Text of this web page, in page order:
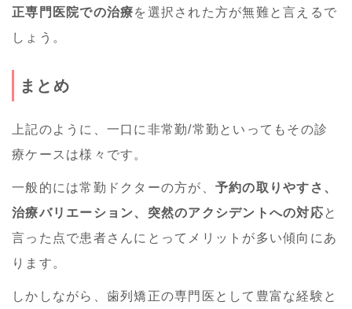
正専門医院での治療を選択された方が無難と言えるで
しょう。
まとめ
上記のように、一口に非常勤/常勤といってもその診
療ケースは様々です。
一般的には常勤ドクターの方が、 予約の取りやすさ、
治療バリエーション、突然のアクシデントへの対応と
言った点で患者さんにとってメリットが多い傾向にあ
ります。
しかしながら、歯列矯正の専門医として豊富な経験と